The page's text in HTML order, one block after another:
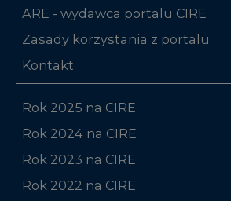
ARE - wydawca portalu CIRE
Zasady korzystania z portalu
Kontakt
Rok 2025 na CIRE
Rok 2024 na CIRE
Rok 2023 na CIRE
Rok 2022 na CIRE